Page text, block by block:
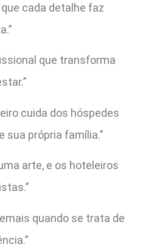
cada detalhe faz
que transforma
cuida dos hóspedes
sua própria família.”
arte, e os hoteleiros
quando se trata de